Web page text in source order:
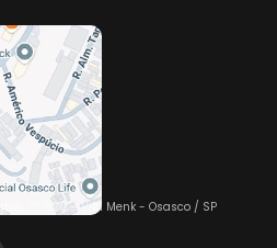
n° 620 – Vila Menk - Osasco / SP